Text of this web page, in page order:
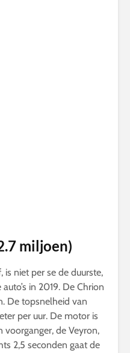
miljoen)
is niet per se de duurste,
in 2019. De Chrion
De topsnelheid van
per uur. De motor is
voorganger, de Veyron,
2,5 seconden gaat de